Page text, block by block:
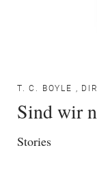
T. C. BOYLE ,
Sind wir
Stories